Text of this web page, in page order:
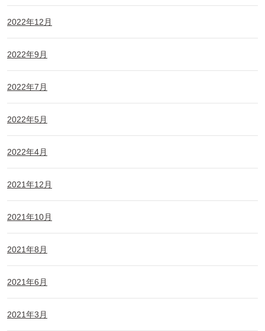
2022年12月
2022年9月
2022年7月
2022年5月
2022年4月
2021年12月
2021年10月
2021年8月
2021年6月
2021年3月